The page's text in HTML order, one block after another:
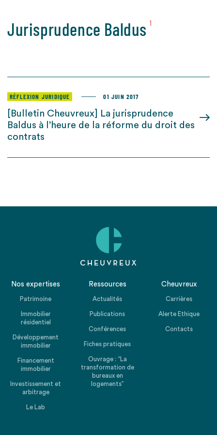
Jurisprudence Baldus 1
RÉFLEXION JURIDIQUE 01 JUIN 2017
[Bulletin Cheuvreux] La jurisprudence
Baldus à l’heure de la réforme du droit des
contrats
Nos expertises
Patrimoine
Immobilier
résidentiel
Développement
immobilier
Financement
immobilier
Investissement et
arbitrage
Le Lab
Ressources
Actualités
Publications
Conférences
Fiches pratiques
Ouvrage : “La
transformation de
bureaux en
logements”
Cheuvreux
Carrières
Alerte Ethique
Contacts